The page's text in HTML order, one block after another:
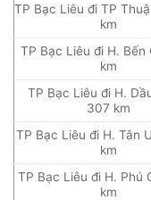
TP Bạc Liêu đi TP
km
TP Bạc Liêu đi H. Bến
km
TP Bạc Liêu đi H.
307 km
TP Bạc Liêu đi H. Tân
km
TP Bạc Liêu đi H. Phú
km